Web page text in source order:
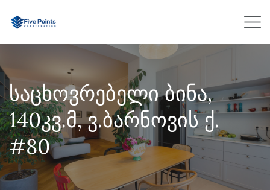
საცხოვრებელი ბინა,
140კვ.მ, ვ.ბარნოვის ქ.
#80